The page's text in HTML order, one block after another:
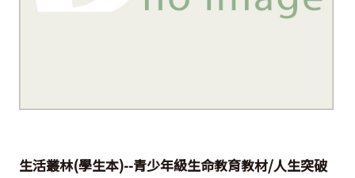
生活叢林(學生本)--青少年級生命教育教材/人生突破